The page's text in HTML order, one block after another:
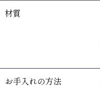
材質
お手入れの方法